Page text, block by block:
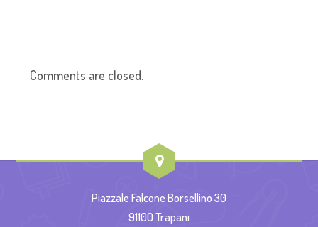
Comments are closed.
Piazzale Falcone Borsellino 30
91100 Trapani